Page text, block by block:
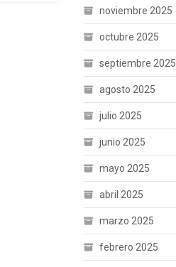
noviembre 2025
octubre 2025
septiembre 2025
agosto 2025
julio 2025
junio 2025
mayo 2025
abril 2025
marzo 2025
febrero 2025